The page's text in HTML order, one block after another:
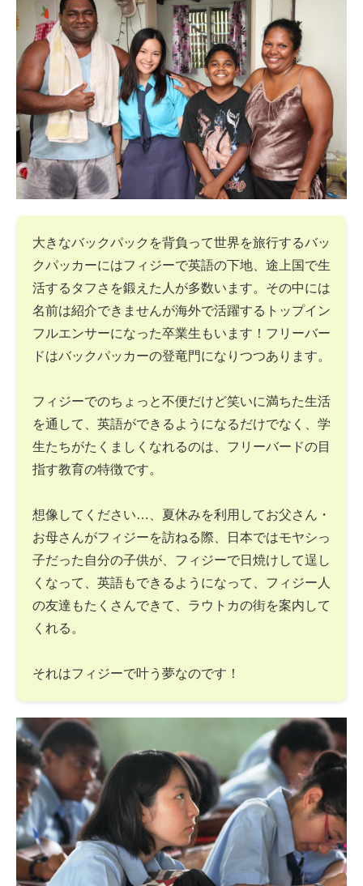
大きなバックパックを背負って世界を旅行するバッ
クパッカーにはフィジーで英語の下地、途上国で生
活するタフさを鍛えた人が多数います。その中には
名前は紹介できませんが海外で活躍するトップイン
フルエンサーになった卒業生もいます！フリーバー
ドはバックパッカーの登竜門になりつつあります。
フィジーでのちょっと不便だけど笑いに満ちた生活
を通して、英語ができるようになるだけでなく、学
生たちがたくましくなれるのは、フリーバードの目
指す教育の特徴です。
想像してください…、夏休みを利用してお父さん・
お母さんがフィジーを訪ねる際、日本ではモヤシっ
子だった自分の子供が、フィジーで日焼けして逞し
くなって、英語もできるようになって、フィジー人
の友達もたくさんできて、ラウトカの街を案内して
くれる。
それはフィジーで叶う夢なのです！